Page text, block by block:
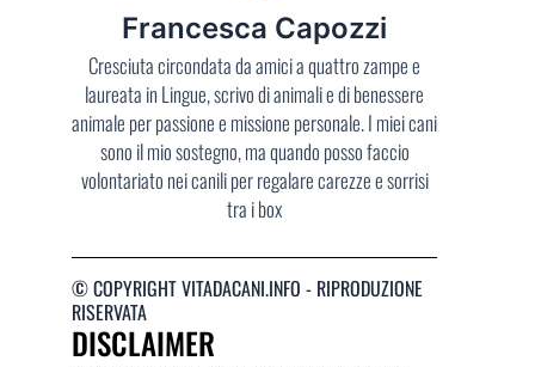
Francesca Capozzi
Cresciuta circondata da amici a quattro zampe e
laureata in Lingue, scrivo di animali e di benessere
animale per passione e missione personale. I miei cani
sono il mio sostegno, ma quando posso faccio
volontariato nei canili per regalare carezze e sorrisi
tra i box
© COPYRIGHT VITADACANI.INFO - RIPRODUZIONE
RISERVATA
DISCLAIMER